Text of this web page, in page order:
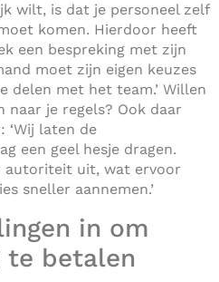
wilt, is dat je personeel zelf
komen. Hierdoor heeft
een bespreking met zijn
moet zijn eigen keuzes
delen met het team.’ Willen
je regels? Ook daar
‘Wij laten de
een geel hesje dragen.
autoriteit uit, wat ervoor
sneller aannemen.’
in om
te betalen